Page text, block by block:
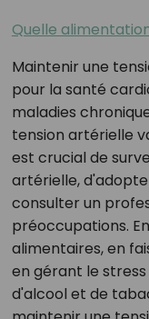
Quelle
Maintenir une
pour la santé
maladies
tension artérielle
est crucial de
artérielle,
consulter un
préoccupations.
alimentaires, en
en gérant le
d'alcool et de